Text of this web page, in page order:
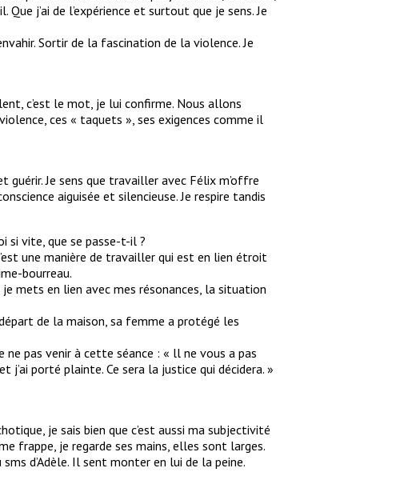
j’ai de l’expérience et surtout que je sens. Je
Sortir de la fascination de la violence. Je
c’est le mot, je lui confirme. Nous allons
ces « taquets », ses exigences comme il
guérir. Je sens que travailler avec Félix m’offre
aiguisée et silencieuse. Je respire tandis
si vite, que se passe-t-il ?
une manière de travailler qui est en lien étroit
bourreau.
mets en lien avec mes résonances, la situation
de la maison, sa femme a protégé les
ne pas venir à cette séance : « ll ne vous a pas
porté plainte. Ce sera la justice qui décidera. »
je sais bien que c’est aussi ma subjectivité
frappe, je regarde ses mains, elles sont larges.
d’Adèle. Il sent monter en lui de la peine.